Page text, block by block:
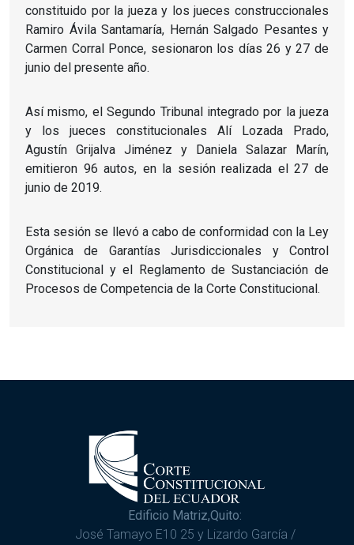
constituido por la jueza y los jueces construccionales
Ramiro Ávila Santamaría, Hernán Salgado Pesantes y
Carmen Corral Ponce, sesionaron los días 26 y 27 de
junio del presente año.
Así mismo, el Segundo Tribunal integrado por la jueza
y los jueces constitucionales Alí Lozada Prado,
Agustín Grijalva Jiménez y Daniela Salazar Marín,
emitieron 96 autos, en la sesión realizada el 27 de
junio de 2019.
Esta sesión se llevó a cabo de conformidad con la Ley
Orgánica de Garantías Jurisdiccionales y Control
Constitucional y el Reglamento de Sustanciación de
Procesos de Competencia de la Corte Constitucional.
Edificio Matriz,Quito:
José Tamayo E10 25 y Lizardo García /